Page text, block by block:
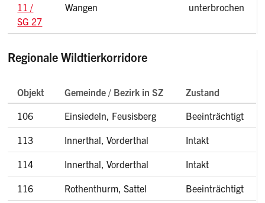
11 /
SG 27
Wangen
unterbrochen
Regionale Wildtierkorridore
Objekt Gemeinde / Bezirk in SZ
Zustand
106
Einsiedeln, Feusisberg Beeinträchtigt
113 Innerthal, Vorderthal Intakt
114 Innerthal, Vorderthal Intakt
116 Rothenthurm, Sattel Beeinträchtigt